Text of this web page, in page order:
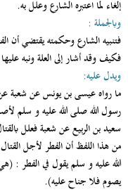
إلغاء لما اعتبره الشارع وعلل به.
وبالجملة :
فتنبيه الشارع وحكمته يقتضي أن
فكيف وقد أشار إلى العلة ونبه
ويدل عليه:
ما رواه عيسى بن يونس عن شعبة
رسول الله صلى الله عليه و سلم
سعيد بن الربيع عن شعبة فعلل
من هذا اللفظ أن الفطر لأجل
الله عليه و سلم يقول في الفطر :
يصوم فلا جناح عليه).